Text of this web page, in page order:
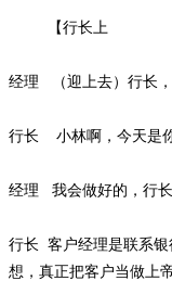
【行长上
经理 （迎上去）行长
行长 小林啊，今天是
经理 我会做好的，行长
行长 客户经理是联系
想，真正把客户当做上